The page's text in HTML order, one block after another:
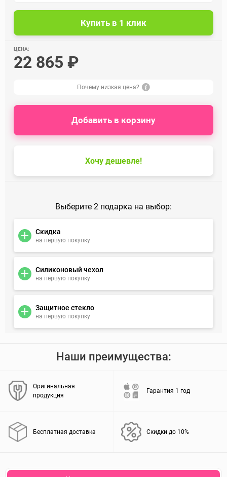
ЦЕНА:
22 865 ₽
Почему низкая цена?
Хочу дешевле!
Добавить в корзину
Выберите 2 подарка на выбор:
Скидка
на первую покупку
Силиконовый чехол
на первую покупку
Защитное стекло
на первую покупку
Наши преимущества:
Оригинальная
продукция
Гарантия 1 год
Бесплатная доставка Скидки до 10%